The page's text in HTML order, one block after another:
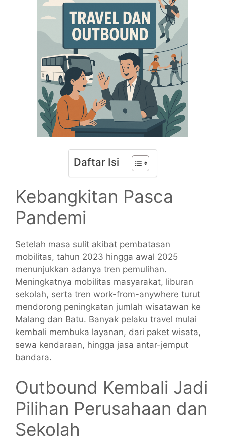
Daftar Isi
Kebangkitan Pasca
Pandemi
Setelah masa sulit akibat pembatasan
mobilitas, tahun 2023 hingga awal 2025
menunjukkan adanya tren pemulihan.
Meningkatnya mobilitas masyarakat, liburan
sekolah, serta tren work-from-anywhere turut
mendorong peningkatan jumlah wisatawan ke
Malang dan Batu. Banyak pelaku travel mulai
kembali membuka layanan, dari paket wisata,
sewa kendaraan, hingga jasa antar-jemput
bandara.
Outbound Kembali Jadi
Pilihan Perusahaan dan
Sekolah